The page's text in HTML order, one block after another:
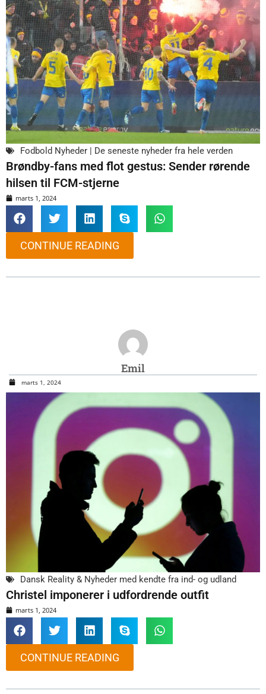
Fodbold Nyheder | De seneste nyheder fra hele verden
Brøndby-fans med flot gestus: Sender rørende
hilsen til FCM-stjerne
marts 1, 2024
CONTINUE READING
Emil
marts 1, 2024
Dansk Reality & Nyheder med kendte fra ind- og udland
Christel imponerer i udfordrende outfit
marts 1, 2024
CONTINUE READING